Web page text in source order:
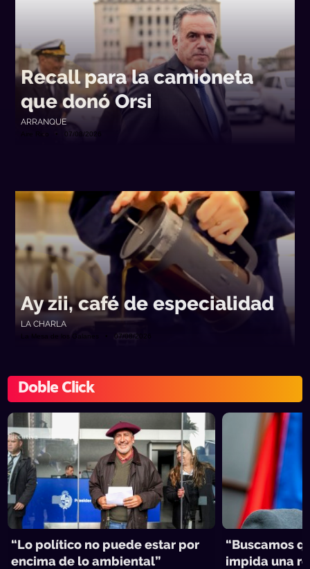
Recall para la camioneta
que donó Orsi
ARRANQUE
Aire Rico • 07/08/2026
Ay zii, café de especialidad
LA CHARLA
La Mesa de los Galanes • 07/08/2026
Doble Click
“Lo político no puede estar por
encima de lo ambiental”
“Buscamos
impida una